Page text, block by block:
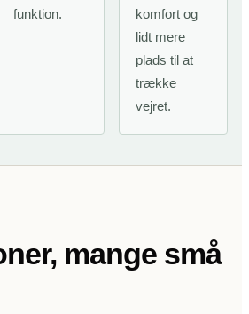
funktion.
komfort og
lidt mere
plads til at
trække
vejret.
mange små